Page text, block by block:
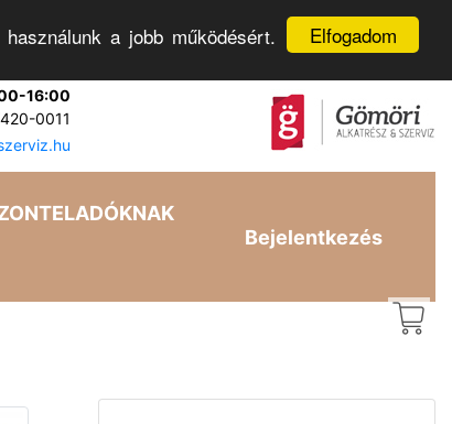
Elfogadom
a jobb működésért.
16:00
0011
Bejelentkezés